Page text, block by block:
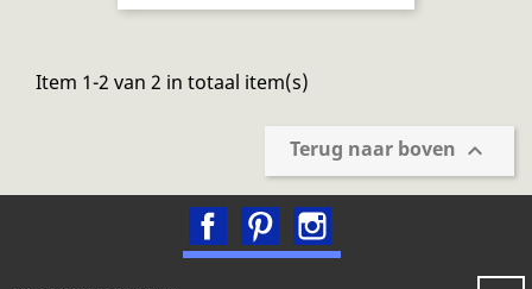
Item 1-2 van 2 in totaal item(s)
Terug naar boven 
FacebookPinterest